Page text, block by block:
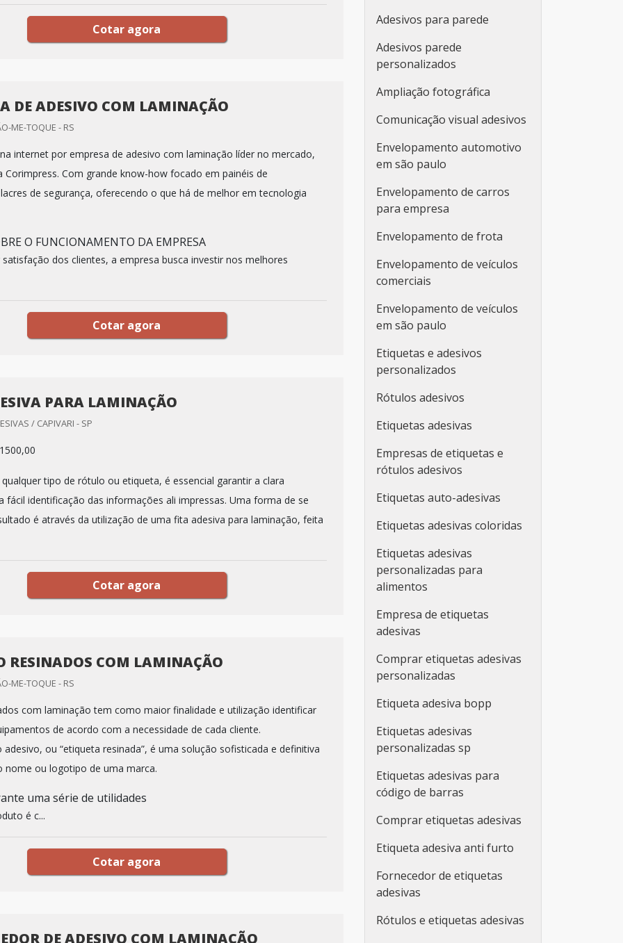
Cotar agora
DE ADESIVO COM LAMINAÇÃO
ME-TOQUE - RS
internet por empresa de adesivo com laminação líder no mercado,
Corimpress. Com grande know-how focado em painéis de
de segurança, oferecendo o que há de melhor em tecnologia
O FUNCIONAMENTO DA EMPRESA
dos clientes, a empresa busca investir nos melhores
Cotar agora
PARA LAMINAÇÃO
/ CAPIVARI - SP
tipo de rótulo ou etiqueta, é essencial garantir a clara
fácil identificação das informações ali impressas. Uma forma de se
é através da utilização de uma fita adesiva para laminação, feita
Cotar agora
RESINADOS COM LAMINAÇÃO
ME-TOQUE - RS
com laminação tem como maior finalidade e utilização identificar
de acordo com a necessidade de cada cliente.
ou “etiqueta resinada”, é uma solução sofisticada e definitiva
nome ou logotipo de uma marca.
uma série de utilidades
é c...
Cotar agora
DE ADESIVO COM LAMINAÇÃO
Adesivos para parede
Adesivos parede
personalizados
Ampliação fotográfica
Comunicação visual adesivos
Envelopamento automotivo
em são paulo
Envelopamento de carros
para empresa
Envelopamento de frota
Envelopamento de veículos
comerciais
Envelopamento de veículos
em são paulo
Etiquetas e adesivos
personalizados
Rótulos adesivos
Etiquetas adesivas
Empresas de etiquetas e
rótulos adesivos
Etiquetas auto-adesivas
Etiquetas adesivas coloridas
Etiquetas adesivas
personalizadas para
alimentos
Empresa de etiquetas
adesivas
Comprar etiquetas adesivas
personalizadas
Etiqueta adesiva bopp
Etiquetas adesivas
personalizadas sp
Etiquetas adesivas para
código de barras
Comprar etiquetas adesivas
Etiqueta adesiva anti furto
Fornecedor de etiquetas
adesivas
Rótulos e etiquetas adesivas